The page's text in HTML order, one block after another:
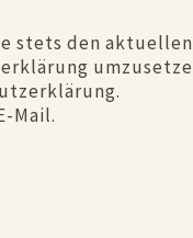
stets den
Mail.